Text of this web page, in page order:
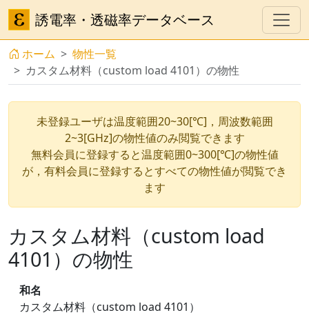
誘電率・透磁率データベース
ホーム
物性一覧
カスタム材料（custom load 4101）の物性
未登録ユーザは温度範囲20~30[℃]，周波数範囲
2~3[GHz]の物性値のみ閲覧できます
無料会員に登録すると温度範囲0~300[℃]の物性値
が，有料会員に登録するとすべての物性値が閲覧でき
ます
カスタム材料（custom load
4101）の物性
和名
カスタム材料（custom load 4101）